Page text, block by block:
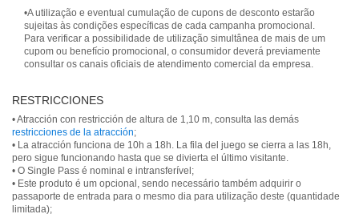
•A utilização e eventual cumulação de cupons de desconto estarão
sujeitas às condições específicas de cada campanha promocional.
Para verificar a possibilidade de utilização simultânea de mais de um
cupom ou benefício promocional, o consumidor deverá previamente
consultar os canais oficiais de atendimento comercial da empresa.
RESTRICCIONES
• Atracción con restricción de altura de 1,10 m, consulta las demás
restricciones de la atracción;
• La atracción funciona de 10h a 18h. La fila del juego se cierra a las 18h,
pero sigue funcionando hasta que se divierta el último visitante.
• O Single Pass é nominal e intransferível;
• Este produto é um opcional, sendo necessário também adquirir o
passaporte de entrada para o mesmo dia para utilização deste (quantidade
limitada);